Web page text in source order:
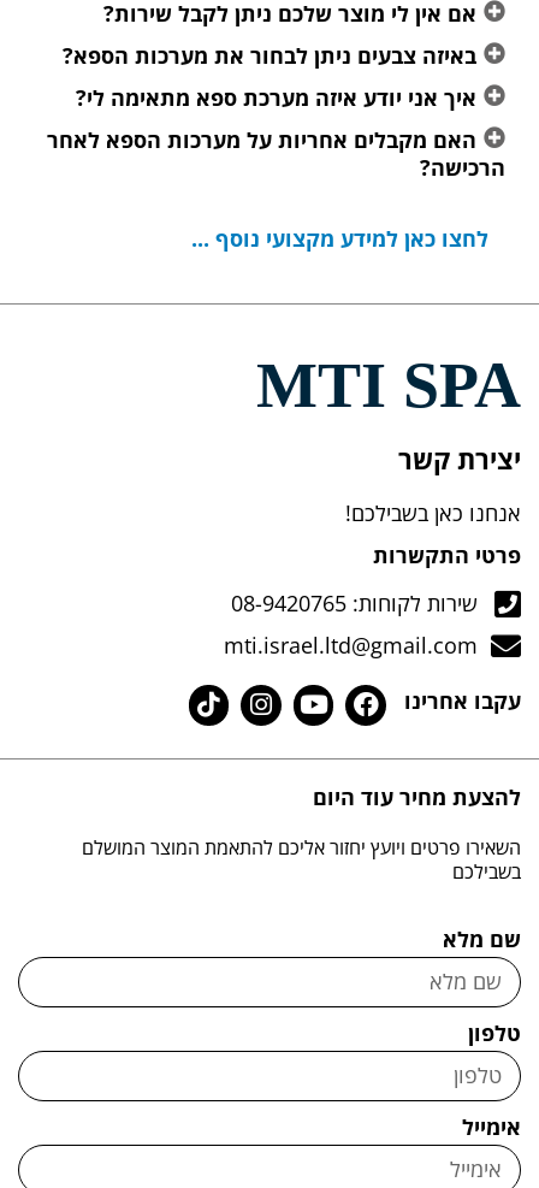
אם אין לי מוצר שלכם ניתן לקבל שירות?
באיזה צבעים ניתן לבחור את מערכות הספא?
איך אני יודע איזה מערכת ספא מתאימה לי?
האם מקבלים אחריות על מערכות הספא לאחר
הרכישה?
לחצו כאן למידע מקצועי נוסף ...
יצירת קשר
אנחנו כאן בשבילכם!
MTI SPA
פרטי התקשרות
שירות לקוחות: 08-9420765
mti.israel.ltd@gmail.com
עקבו אחרינו
להצעת מחיר עוד היום
השאירו פרטים ויועץ יחזור אליכם להתאמת המוצר המושלם
בשבילכם
שם מלא
טלפון
אימייל